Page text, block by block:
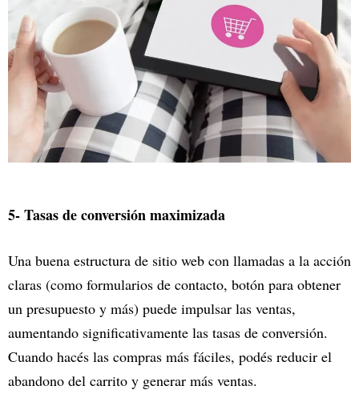
5- Tasas de conversión maximizada
Una buena estructura de sitio web con llamadas a la acción
claras (como formularios de contacto, botón para obtener
un presupuesto y más) puede impulsar las ventas,
aumentando significativamente las tasas de conversión.
Cuando hacés las compras más fáciles, podés reducir el
abandono del carrito y generar más ventas.